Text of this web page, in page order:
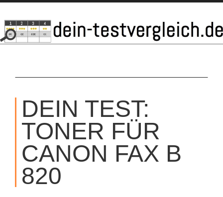
SKIP
CONTENT
DEIN TEST:
TONER FÜR
CANON FAX B
820